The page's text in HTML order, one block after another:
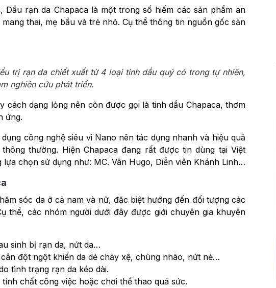
Dầu rạn da Chapaca là một trong số hiếm các sản phẩm an
thai, mẹ bầu và trẻ nhỏ. Cụ thể thông tin nguồn gốc sản
trị rạn da chiết xuất từ 4 loại tinh dầu quý có trong tự nhiên,
nghiên cứu phát triển.
cách dạng lỏng nên còn được gọi là tinh dầu Chapaca, thơm
ứng.
công nghệ siêu vi Nano nên tác dụng nhanh và hiệu quả
thường. Hiện Chapaca đang rất được tin dùng tại Việt
lựa chọn sử dụng như: MC. Vân Hugo, Diễn viên Khánh Linh…
sóc da ở cả nam và nữ, đặc biệt hướng đến đối tượng các
thể, các nhóm người dưới đây được giới chuyên gia khuyên
sinh bị rạn da, nứt da…
đột ngột khiến da dẻ chảy xệ, chùng nhão, nứt nẻ…
tình trạng rạn da kéo dài.
chất công việc hoặc chơi thể thao quá sức.